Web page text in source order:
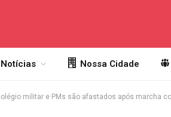
Notícias Nossa Cidade
militar e PMs são afastados após marcha